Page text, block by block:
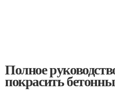
Полное
покрасить